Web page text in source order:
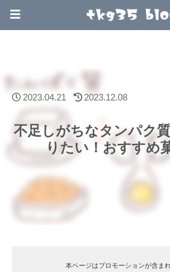
不足しがちなタンパク
りたい！おすすめ
2023.04.21 2023.12.08
本ページはプロモーションが含まれ